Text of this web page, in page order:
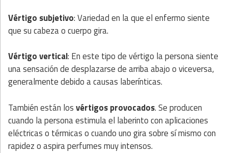
Vértigo subjetivo: Variedad en la que el enfermo siente
que su cabeza o cuerpo gira.
Vértigo vertical: En este tipo de vértigo la persona siente
una sensación de desplazarse de arriba abajo o viceversa,
generalmente debido a causas laberínticas.
También están losvértigos provocados. Se producen
cuando la persona estimula el laberinto con aplicaciones
eléctricas o térmicas o cuando uno gira sobre sí mismo con
rapidez o aspira perfumes muy intensos.